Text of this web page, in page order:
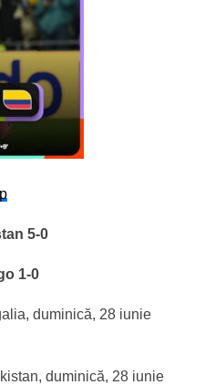
5-0
1-0
duminică, 28 iunie
duminică, 28 iunie